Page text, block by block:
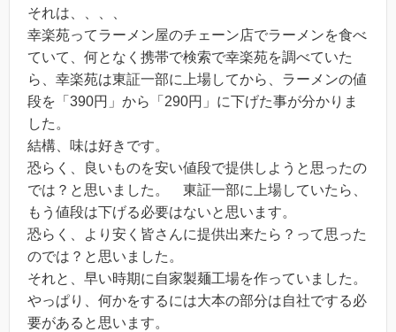
それは、、、、
幸楽苑ってラーメン屋のチェーン店でラーメンを食べ
ていて、何となく携帯で検索で幸楽苑を調べていた
ら、幸楽苑は東証一部に上場してから、ラーメンの値
段を「390円」から「290円」に下げた事が分かりま
した。
結構、味は好きです。
恐らく、良いものを安い値段で提供しようと思ったの
では？と思いました。 東証一部に上場していたら、
もう値段は下げる必要はないと思います。
恐らく、より安く皆さんに提供出来たら？って思った
のでは？と思いました。
それと、早い時期に自家製麺工場を作っていました。
やっぱり、何かをするには大本の部分は自社でする必
要があると思います。